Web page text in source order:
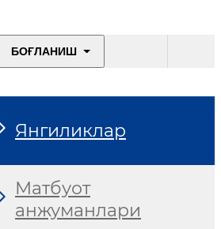
БОҒЛАНИШ
Янгиликлар
Матбуот
анжуманлари